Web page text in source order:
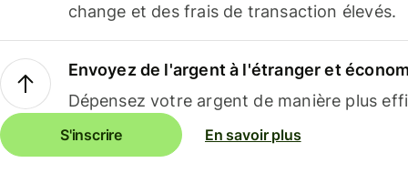
change et des frais de transaction élevés.
Envoyez de l'argent à l'étranger et
Dépensez votre argent de manière plus
S'inscrire En savoir plus